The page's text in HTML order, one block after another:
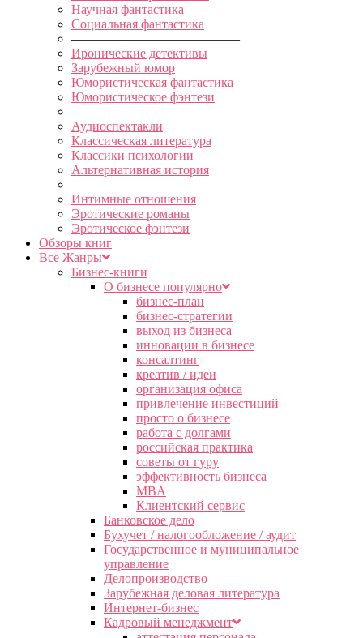
Научная фантастика
Социальная фантастика
—————————————
Иронические детективы
Зарубежный юмор
Юмористическая фантастика
Юмористическое фэнтези
—————————————
Аудиоспектакли
Классическая литература
Классики психологии
Альтернативная история
—————————————
Интимные отношения
Эротические романы
Эротическое фэнтези
Обзоры книг
Все Жанры
Бизнес-книги
О бизнесе популярно
бизнес-план
бизнес-стратегии
выход из бизнеса
инновации в бизнесе
консалтинг
креатив / идеи
организация офиса
привлечение инвестиций
просто о бизнесе
работа с долгами
российская практика
советы от гуру
эффективность бизнеса
MBA
Клиентский сервис
Банковское дело
Бухучет / налогообложение / аудит
Государственное и муниципальное
управление
Делопроизводство
Зарубежная деловая литература
Интернет-бизнес
Кадровый менеджмент